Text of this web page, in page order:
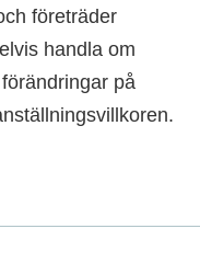
företräder
handla om
på